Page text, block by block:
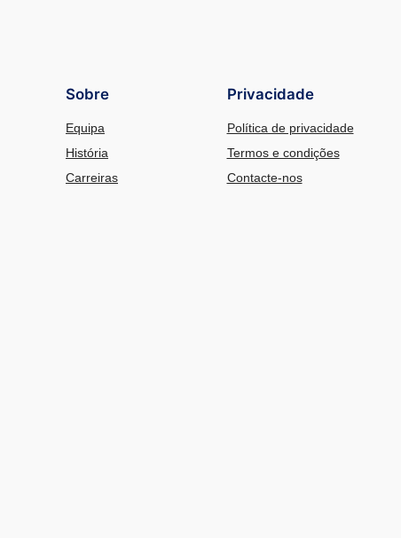
Sobre
Equipa
História
Carreiras
Privacidade
Política de privacidade
Termos e condições
Contacte-nos